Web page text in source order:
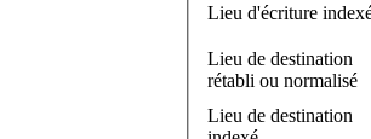
Lieu d'écriture
Lieu de destination
rétabli ou normalisé
Lieu de destination